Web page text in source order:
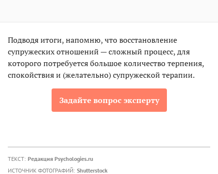
Подводя итоги, напомню, что восстановление
супружеских отношений — сложный процесс, для
которого потребуется большое количество терпения,
спокойствия и (желательно) супружеской терапии.
Задайте вопрос эксперту
ТЕКСТ: Редакция Psychologies.ru
ИСТОЧНИК ФОТОГРАФИЙ: Shutterstock